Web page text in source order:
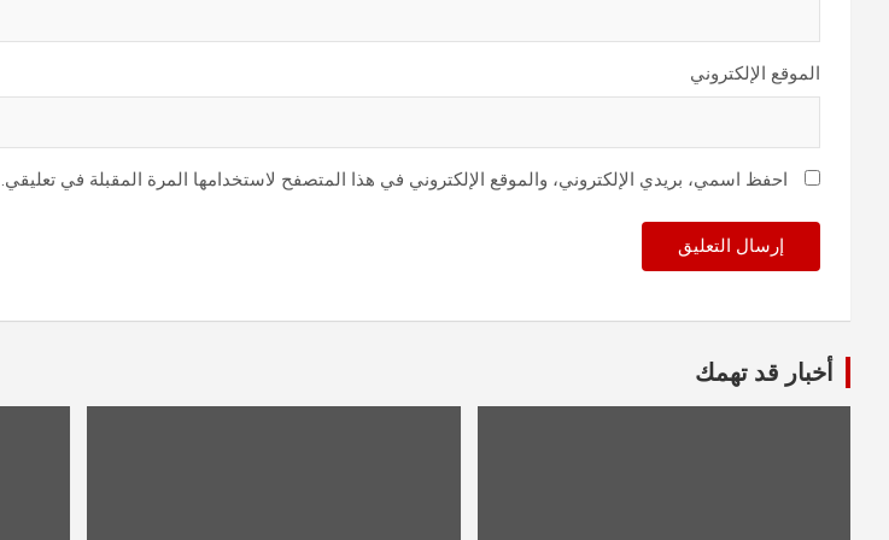
الموقع الإلكتروني
احفظ اسمي، بريدي الإلكتروني، والموقع الإلكتروني في هذا المتصفح لاستخدامها المرة المقبلة في تعليقي.
أخبار قد تهمك